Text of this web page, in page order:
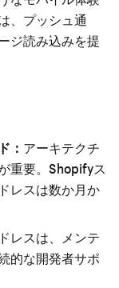
、プッシュ通
ジ読み込みを提
： アーキテクチ
重要。Shopifyス
レスは数か月か
レスは、メンテ
的な開発者サポ